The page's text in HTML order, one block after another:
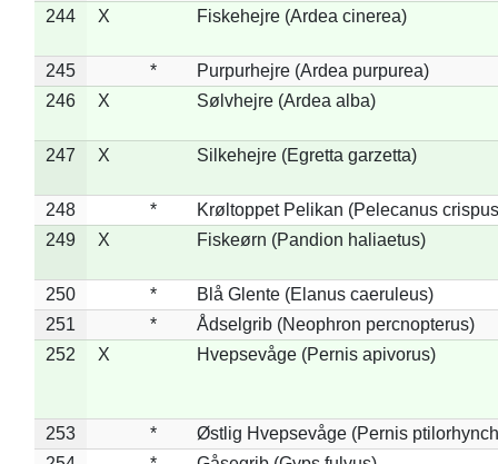
244 X Fiskehejre (Ardea cinerea)
245 *
Purpurhejre (Ardea purpurea)
246
X Sølvhejre (Ardea alba)
247 X Silkehejre (Egretta garzetta)
248 *
Krøltoppet Pelikan (Pelecanus
249
X Fiskeørn (Pandion haliaetus)
250 *
Blå Glente (Elanus caeruleus)
251
*
Ådselgrib (Neophron percnopterus)
252
X Hvepsevåge (Pernis apivorus)
253 *
Østlig Hvepsevåge (Pernis